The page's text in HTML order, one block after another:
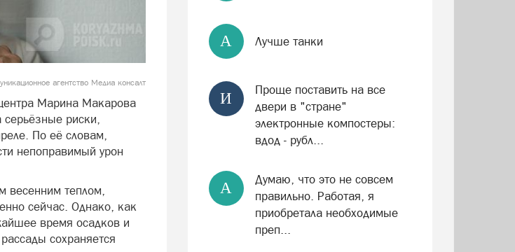
агентство Медиа консалт
Марина Макарова
серьёзные риски,
По её словам,
непоправимый урон
весенним теплом,
сейчас. Однако, как
время осадков и
сохраняется
А Лучше танки
И
Проще поставить на все
двери в "стране"
электронные компостеры:
вдод - рубл...
А
Думаю, что это не совсем
правильно. Работая, я
приобретала необходимые
преп...